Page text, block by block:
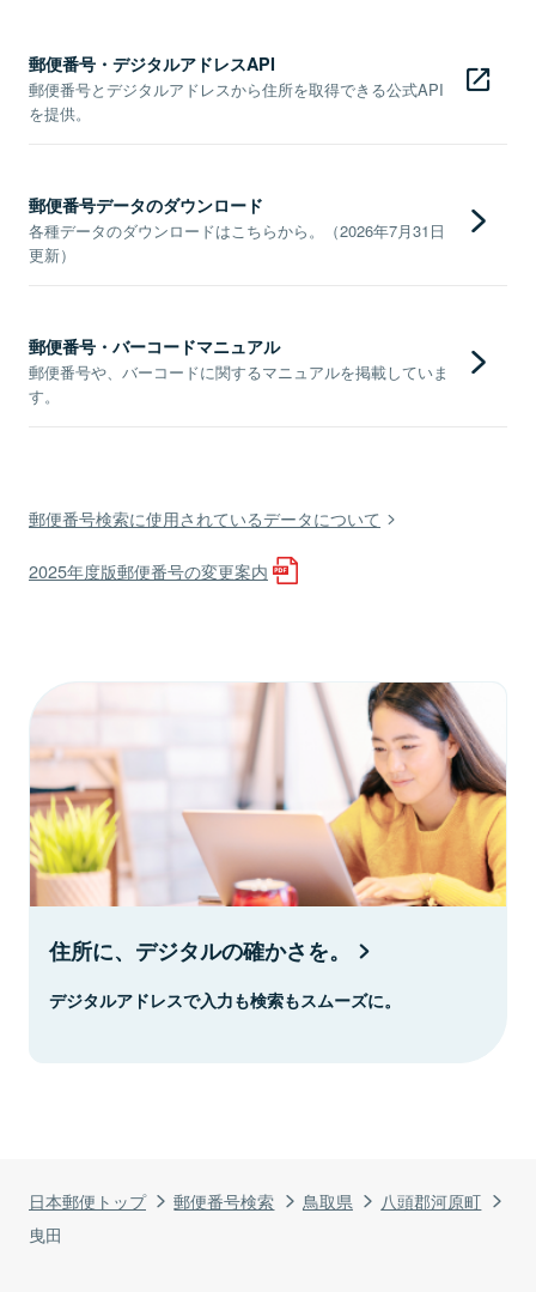
日本郵便トップ 郵便番号検索 鳥取県
八頭郡河原町
曳田
郵便番号・デジタルアドレスAPI
郵便番号とデジタルアドレスから住所を取得できる公式API
を提供。
郵便番号データのダウンロード
各種データのダウンロードはこちらから。（2026年7月31日
更新）
郵便番号・バーコードマニュアル
郵便番号や、バーコードに関するマニュアルを掲載していま
す。
郵便番号検索に使用されているデータについて
2025年度版郵便番号の変更案内
住所に、デジタルの確かさを。
デジタルアドレスで入力も検索もスムーズに。